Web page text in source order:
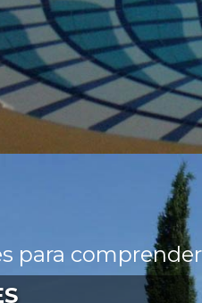
para comprender